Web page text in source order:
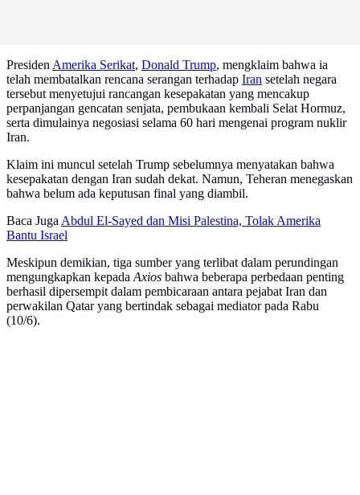
PresidenAmerika Serikat, Donald Trump, mengklaim bahwa ia
telah membatalkan rencana serangan terhadap Iran setelah negara
tersebut menyetujui rancangan kesepakatan yang mencakup
perpanjangan gencatan senjata, pembukaan kembali Selat Hormuz,
serta dimulainya negosiasi selama 60 hari mengenai program nuklir
Iran.
Klaim ini muncul setelah Trump sebelumnya menyatakan bahwa
kesepakatan dengan Iran sudah dekat. Namun, Teheran menegaskan
bahwa belum ada keputusan final yang diambil.
Baca JugaAbdul El-Sayed dan Misi Palestina, Tolak Amerika
Bantu Israel
Meskipun demikian, tiga sumber yang terlibat dalam perundingan
mengungkapkan kepadaAxios bahwa beberapa perbedaan penting
berhasil dipersempit dalam pembicaraan antara pejabat Iran dan
perwakilan Qatar yang bertindak sebagai mediator pada Rabu
(10/6).